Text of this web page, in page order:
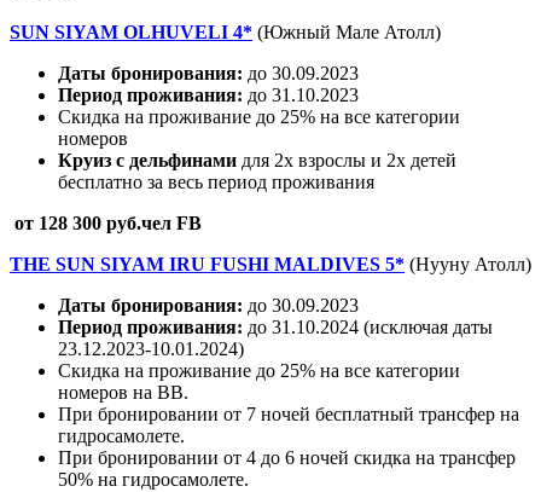
SUN SIYAM OLHUVELI 4* (Южный Мале Атолл)
Даты бронирования: до 30.09.2023
Период проживания: до 31.10.2023
Скидка на проживание до 25% на все категории
номеров
Круиз с дельфинами для 2х взрослы и 2х детей
бесплатно за весь период проживания
от 128 300 руб.чел FB
THE SUN SIYAM IRU FUSHI MALDIVES 5* (Нууну Атолл)
Даты бронирования: до 30.09.2023
Период проживания: до 31.10.2024 (исключая даты
23.12.2023-10.01.2024)
Скидка на проживание до 25% на все категории
номеров на BB.
При бронировании от 7 ночей бесплатный трансфер на
гидросамолете.
При бронировании от 4 до 6 ночей скидка на трансфер
50% на гидросамолете.